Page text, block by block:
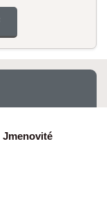
Jmenovité